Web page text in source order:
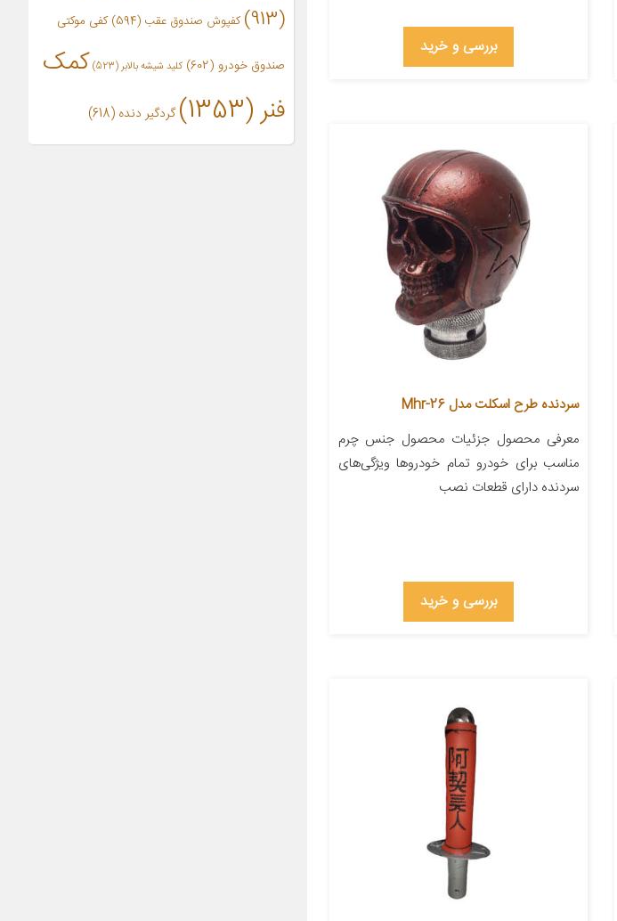
بررسی و خرید
سردنده طرح اسکلت مدل Mhr-26
معرفی محصول جزئیات محصول جنس چرم
مناسب برای خودرو تمام خودروها ویژگی‌های
سردنده دارای قطعات نصب
بررسی و خرید
(913)
کفپوش صندوق عقب (594) کفی موکتی
صندوق خودرو (602) کلید شیشه بالابر(523)
کمک
فنر(1353) گردگیر دنده (618)